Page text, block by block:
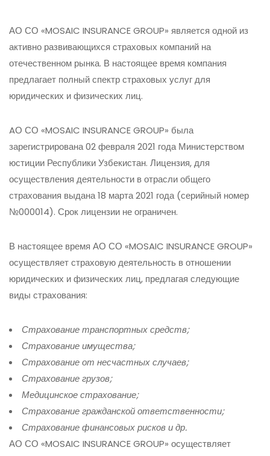
АО СО «MOSAIC INSURANCE GROUP» является одной из
активно развивающихся страховых компаний на
отечественном рынка. В настоящее время компания
предлагает полный спектр страховых услуг для
юридических и физических лиц.
AО СО «MOSAIC INSURANCE GROUP» была
зарегистрирована 02 февраля 2021 года Министерством
юстиции Республики Узбекистан. Лицензия, для
осуществления деятельности в отрасли общего
страхования выдана 18 марта 2021 года (серийный номер
№000014). Срок лицензии не ограничен.
В настоящее время АО СО «MOSAIC INSURANCE GROUP»
осуществляет страховую деятельность в отношении
юридических и физических лиц, предлагая следующие
виды страхования:
Страхование транспортных средств;
Страхование имущества;
Страхование от несчастных случаев;
Страхование грузов;
Медицинское страхование;
Страхование гражданской ответственности;
Страхование финансовых рисков и др.
АО СО «MOSAIC INSURANCE GROUP» осуществляет